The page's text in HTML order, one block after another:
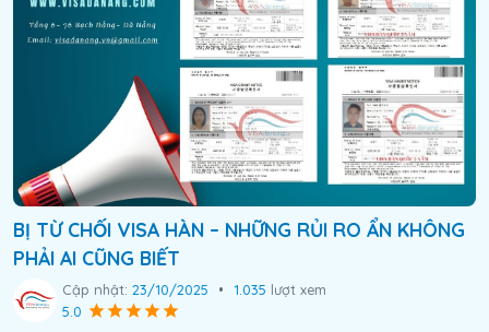
BỊ TỪ CHỐI VISA HÀN – NHỮNG RỦI RO ẨN KHÔNG
PHẢI AI CŨNG BIẾT
Cập nhật: 23/10/2025 • 1.035 lượt xem
5.0